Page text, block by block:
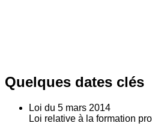
Quelques dates clés
Loi du 5 mars 2014
Loi relative à la formation